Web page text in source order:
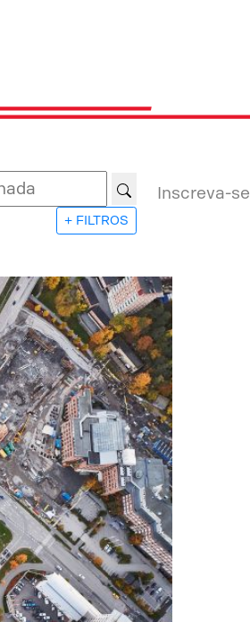
+ FILTROS
Inscreva-se